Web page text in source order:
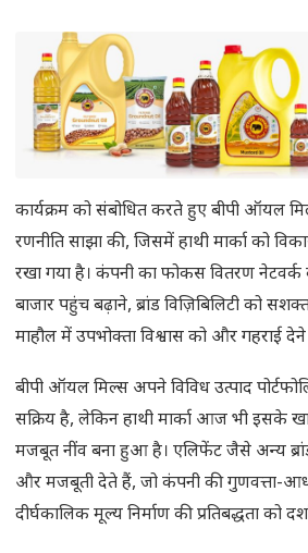
कार्यक्रम को संबोधित करते हुए बीपी ऑयल
रणनीति साझा की, जिसमें हाथी मार्का को
रखा गया है। कंपनी का फोकस वितरण
बाजार पहुंच बढ़ाने, ब्रांड विज़िबिलिटी को
माहौल में उपभोक्ता विश्वास को और गहराई देने
बीपी ऑयल मिल्स अपने विविध उत्पाद
सक्रिय है, लेकिन हाथी मार्का आज भी इसके
मजबूत नींव बना हुआ है। एलिफेंट जैसे अन्य
और मजबूती देते हैं, जो कंपनी की गुणवत्ता-
दीर्घकालिक मूल्य निर्माण की प्रतिबद्धता को